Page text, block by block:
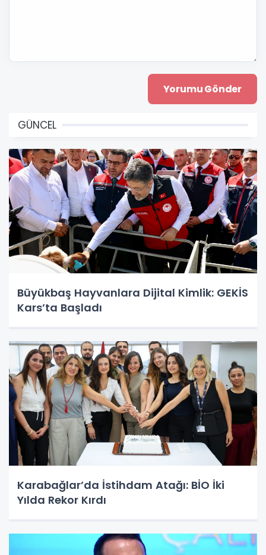
GÜNCEL
Büyükbaş Hayvanlara Dijital Kimlik: GEKİS
Kars’ta Başladı
Karabağlar’da İstihdam Atağı: BİO İki
Yılda Rekor Kırdı